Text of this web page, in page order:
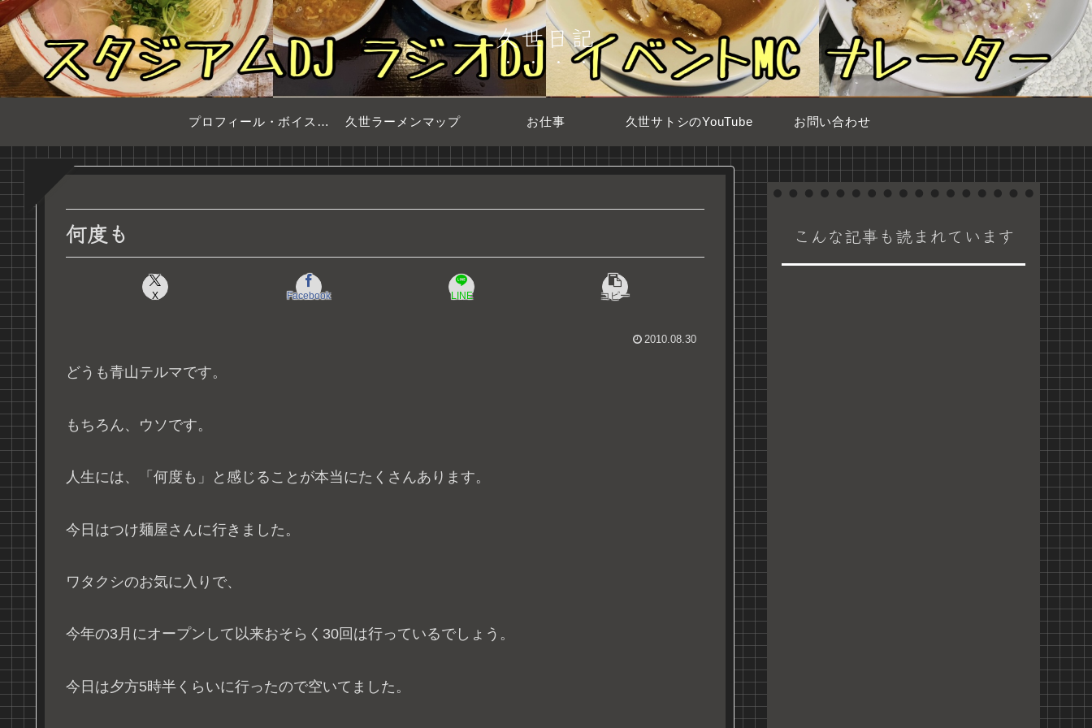
久世日記
プロフィール・ボイスサンプル 久世ラーメンマップ お仕事 久世サトシのYouTube お問い合わせ
何度も
X Facebook LINE コピー
2010.08.30
どうも青山テルマです。
もちろん、ウソです。
人生には、「何度も」と感じることが本当にたくさんあります。
今日はつけ麺屋さんに行きました。
ワタクシのお気に入りで、
今年の3月にオープンして以来おそらく30回は行っているでしょう。
今日は夕方5時半くらいに行ったので空いてました。
こんな記事も読まれています